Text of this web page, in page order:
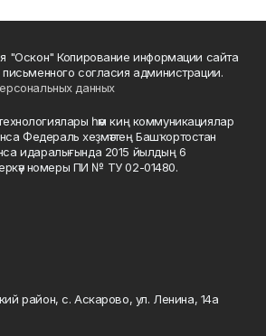
"Оскон" Копирование информации сайта
согласия администрации.
данных
технологиялары һәм киң коммуникациялар
Федераль хеҙмәттең Башҡортостан
идаралығында 2015 йылдың 6
номеры ПИ № ТУ 02-01480.
район, с. Аскарово, ул. Ленина, 14а